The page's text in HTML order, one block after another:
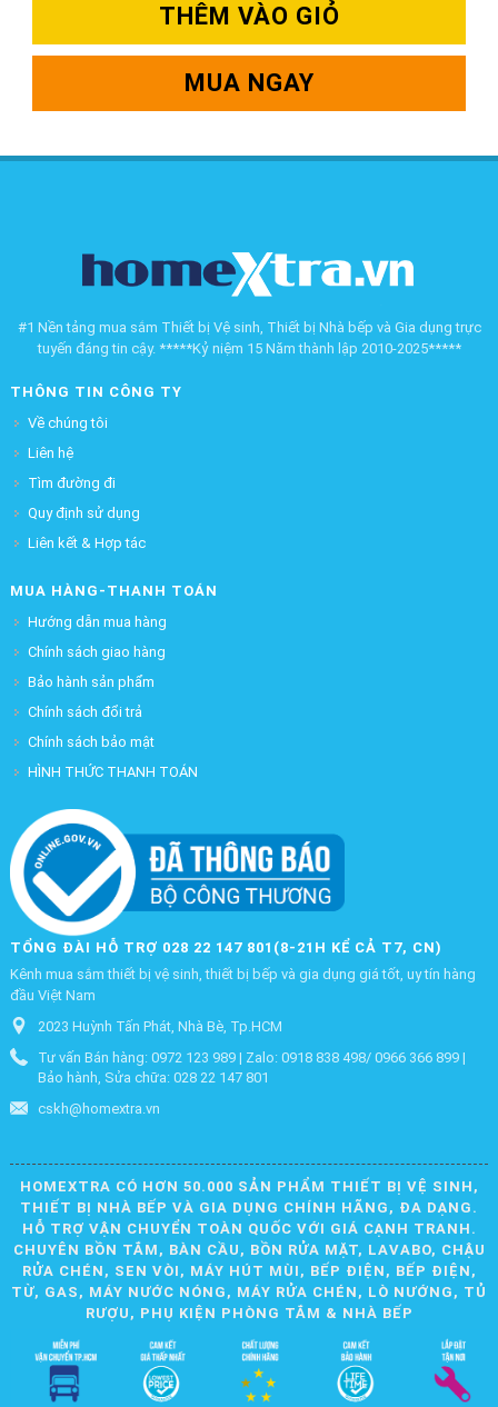
THÊM VÀO GIỎ
MUA NGAY
#1 Nền tảng mua sắm Thiết bị Vệ sinh, Thiết bị Nhà bếp và Gia dụng trực
tuyến đáng tin cậy. *****Kỷ niệm 15 Năm thành lập 2010-2025*****
THÔNG TIN CÔNG TY
Về chúng tôi
Liên hệ
Tìm đường đi
Quy định sử dụng
Liên kết & Hợp tác
MUA HÀNG-THANH TOÁN
Hướng dẫn mua hàng
Chính sách giao hàng
Bảo hành sản phẩm
Chính sách đổi trả
Chính sách bảo mật
HÌNH THỨC THANH TOÁN
TỔNG ĐÀI HỖ TRỢ 028 22 147 801(8-21H KỂ CẢ T7, CN)
Kênh mua sắm thiết bị vệ sinh, thiết bị bếp và gia dụng giá tốt, uy tín hàng
đầu Việt Nam
2023 Huỳnh Tấn Phát, Nhà Bè, Tp.HCM
Tư vấn Bán hàng: 0972 123 989 | Zalo: 0918 838 498/ 0966 366 899 |
Bảo hành, Sửa chữa: 028 22 147 801
cskh@homextra.vn
HOMEXTRA CÓ HƠN 50.000 SẢN PHẨM THIẾT BỊ VỆ SINH,
THIẾT BỊ NHÀ BẾP VÀ GIA DỤNG CHÍNH HÃNG, ĐA DẠNG.
HỖ TRỢ VẬN CHUYỂN TOÀN QUỐC VỚI GIÁ CẠNH TRANH.
CHUYÊN BỒN TẮM, BÀN CẦU, BỒN RỬA MẶT, LAVABO, CHẬU
RỬA CHÉN, SEN VÒI, MÁY HÚT MÙI, BẾP ĐIỆN, BẾP ĐIỆN,
TỪ, GAS, MÁY NƯỚC NÓNG, MÁY RỬA CHÉN, LÒ NƯỚNG, TỦ
RƯỢU, PHỤ KIỆN PHÒNG TẮM & NHÀ BẾP